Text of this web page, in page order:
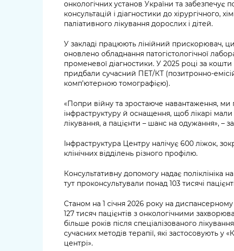
онкологічних установ України та забезпечує
консультацій і діагностики до хірургічного,
паліативного лікування дорослих і дітей.
У закладі працюють лінійний прискорювач,
оновлено обладнання патогістологічної
променевої діагностики. У 2025 році за
придбали сучасний ПЕТ/КТ (позитронно-
комп’ютерною томографією).
«Попри війну та зростаюче навантаження,
інфраструктуру й оснащення, щоб лікарі
лікування, а пацієнти – шанс на одужання», –
Інфраструктура Центру налічує 600 ліжок,
клінічних відділень різного профілю.
Консультативну допомогу надає поліклініка
тут проконсультували понад 103 тисячі
Станом на 1 січня 2026 року на
127 тисяч пацієнтів з онкологічними
більше років після спеціалізованого
сучасних методів терапії, які застосовують у
центрі».